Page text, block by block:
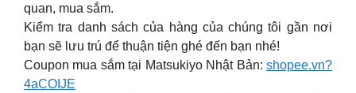
quan, mua sắm.
Kiểm tra danh sách của hàng của chúng tôi gần nơi
bạn sẽ lưu trú để thuận tiện ghé đến bạn nhé!
Coupon mua sắm tại Matsukiyo Nhật Bản: shopee.vn?
4aCOIJE